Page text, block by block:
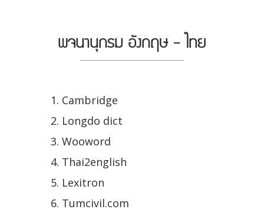
พจนานุกรม อังกฤษ - ไทย
Cambridge
Longdo dict
Wooword
Thai2english
Lexitron
Tumcivil.com